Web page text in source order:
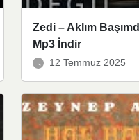
Zedi – Aklım
Mp3 İndir
12 Temmuz 2025